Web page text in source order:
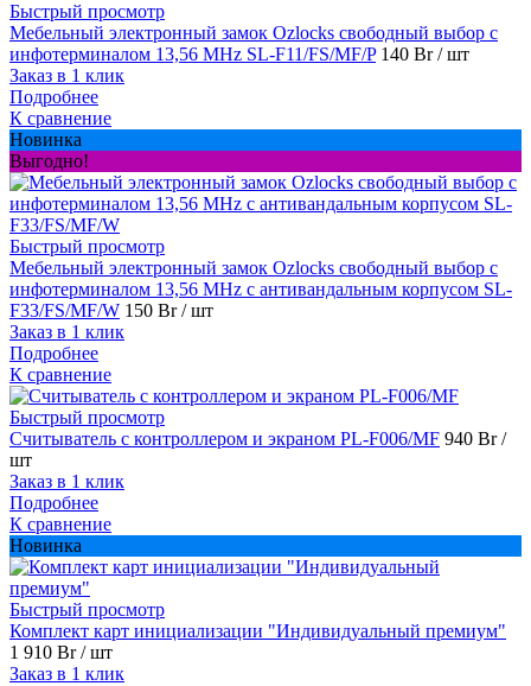
Быстрый просмотр
Мебельный электронный замок Ozlocks свободный выбор с
инфотерминалом 13,56 MHz SL-F11/FS/MF/P 140 Br/ шт
Заказ в 1 клик
Подробнее
К сравнение
Новинка
Выгодно!
Быстрый просмотр
Мебельный электронный замок Ozlocks свободный выбор с
инфотерминалом 13,56 MHz с антивандальным корпусом SL-
F33/FS/MF/W 150 Br/ шт
Заказ в 1 клик
Подробнее
К сравнение
Быстрый просмотр
Считыватель с контроллером и экраном PL-F006/MF 940 Br/
шт
Заказ в 1 клик
Подробнее
К сравнение
Новинка
Быстрый просмотр
Комплект карт инициализации "Индивидуальный премиум"
1 910 Br/ шт
Заказ в 1 клик